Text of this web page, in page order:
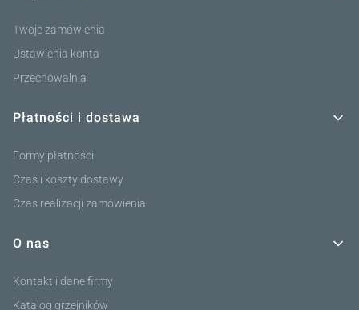
Twoje zamówienia
Ustawienia konta
Przechowalnia
Płatności i dostawa
Formy płatności
Czas i koszty dostawy
Czas realizacji zamówienia
O nas
Kontakt i dane firmy
Katalog grzejników